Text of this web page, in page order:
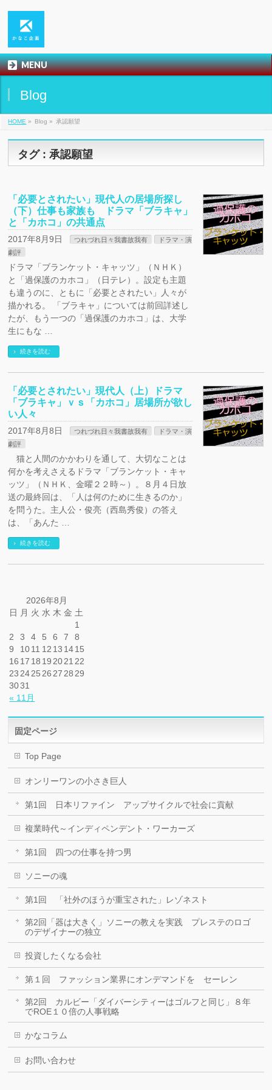
MENU
Blog
HOME » Blog » 承認願望
タグ : 承認願望
「必要とされたい」現代人の居場所探し
（下）仕事も家族も ドラマ「ブラキャ」
と「カホコ」の共通点
2017年8月9日 つれづれ日々我書故我有
ドラマ・演
劇評
ドラマ「ブランケット・キャッツ」（ＮＨＫ）
と「過保護のカホコ」（日テレ）。設定も主題
も違うのに、ともに「必要とされたい」人々が
描かれる。 「ブラキャ」については前回詳述し
たが、もう一つの「過保護のカホコ」は、大学
生にもな …
続きを読む
「必要とされたい」現代人（上）ドラマ
「ブラキャ」ｖｓ「カホコ」居場所が欲し
い人々
2017年8月8日 つれづれ日々我書故我有
ドラマ・演
劇評
猫と人間のかかわりを通して、大切なことは
何かを考えさえるドラマ「ブランケット・キャ
ッツ」（ＮＨＫ、金曜２２時～）。８月４日放
送の最終回は、「人は何のために生きるのか」
を問うた。主人公・俊亮（西島秀俊）の答え
は、「あんた …
続きを読む
2026年8月
日 月 火 水 木 金 土
« 11月
1
2
3 4 5 6 7
8
9
1011 12 13 1415
16 17 18 19 2021 22
23 2425 26 27 28 29
3031
固定ページ
Top Page
オンリーワンの小さき巨人
第1回 日本リファイン アップサイクルで社会に貢献
複業時代～インディペンデント・ワーカーズ
第1回 四つの仕事を持つ男
ソニーの魂
第1回 「社外のほうが重宝された」レゾネスト
第2回「器は大きく」ソニーの教えを実践 プレステのロゴ
のデザイナーの独立
投資したくなる会社
第１回 ファッション業界にオンデマンドを セーレン
第2回 カルビー「ダイバーシティーはゴルフと同じ」８年
でROE１０倍の人事戦略
かなコラム
お問い合わせ